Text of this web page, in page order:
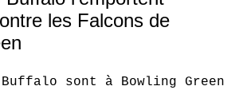
les Falcons de
sont à Bowling Green